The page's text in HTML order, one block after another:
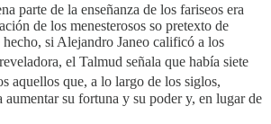
parte de la enseñanza de los fariseos era
de los menesterosos so pretexto de
si Alejandro Janeo calificó a los
el Talmud señala que había siete
aquellos que, a lo largo de los siglos,
su fortuna y su poder y, en lugar de